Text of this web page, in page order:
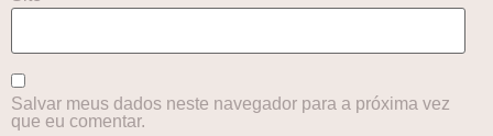
Salvar meus dados neste navegador para a próxima vez
que eu comentar.